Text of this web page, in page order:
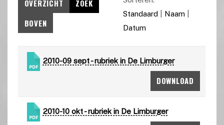
OVERZICHT
ZOEK
BOVEN
Standaard| Naam|
Datum
2010-09 sept - rubriek in De Limburger
DOWNLOAD
2010-10 okt - rubriek in De Limburger